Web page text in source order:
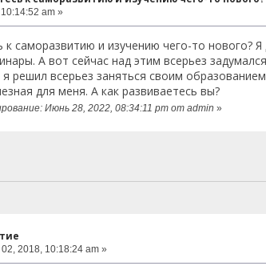
am »
к саморазвитию и изучению чего-то нового?
А вот сейчас над этим всерьез
решил всерьез заняться своим
для меня. А как развиваетесь вы?
Июнь 28, 2022, 08:34:11 pm от admin »
2018, 10:18:24 am »